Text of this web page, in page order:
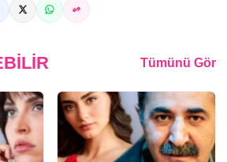
Tümünü Gör